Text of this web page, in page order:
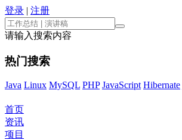
登录 | 注册
请输入搜索内容
热门搜索
Java Linux MySQL PHP JavaScript Hibernate
首页
资讯
项目